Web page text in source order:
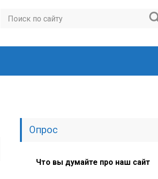
Опрос
Что вы думайте про наш сайт